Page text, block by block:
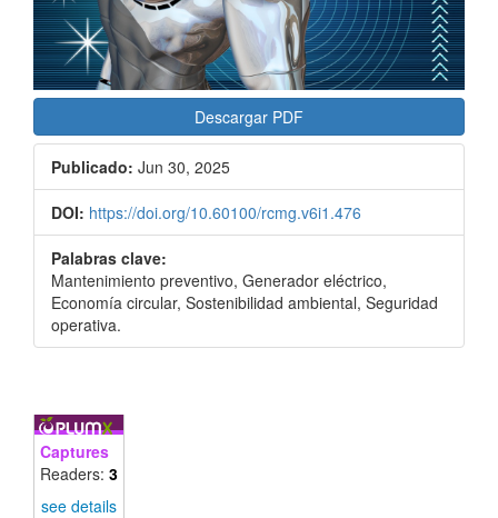
Descargar PDF
Publicado: Jun 30, 2025
DOI: https://doi.org/10.60100/rcmg.v6i1.476
Palabras clave:
Mantenimiento preventivo, Generador eléctrico,
Economía circular, Sostenibilidad ambiental, Seguridad
operativa.
Captures
Readers: 3
see details